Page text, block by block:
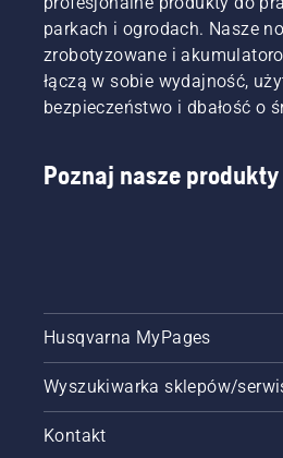
parkach i ogrodach. Nasze
zrobotyzowane i
łączą w sobie wydajność,
bezpieczeństwo i dbałość o
Poznaj nasze produkty
Husqvarna MyPages
Wyszukiwarka sklepów/
Kontakt